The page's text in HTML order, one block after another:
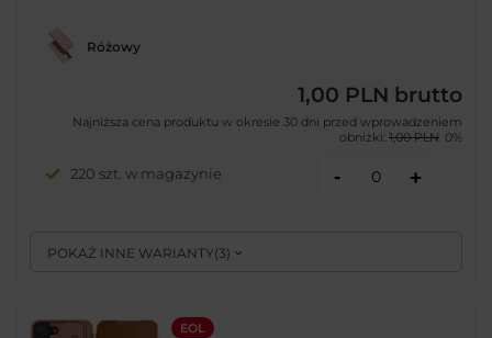
POKAŻ INNE WARIANTY(3)
Różowy
1,00 PLN brutto
Najniższa cena produktu w okresie 30 dni przed wprowadzeniem
obniżki: 1,00 PLN 0%
220 szt. w magazynie - +
EOL